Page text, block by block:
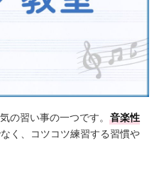
の習い事の一つです。 音楽性
く、コツコツ練習する習慣や